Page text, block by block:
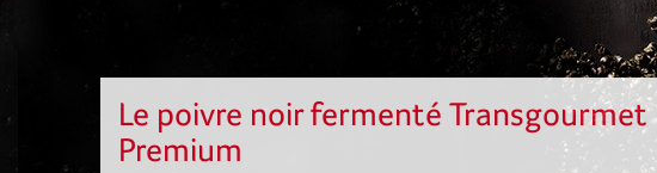
Le poivre noir fermenté Transgourmet
Premium